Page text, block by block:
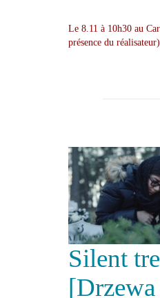
Le 8.11 à 10h30 au
présence du réalisateur)
Silent